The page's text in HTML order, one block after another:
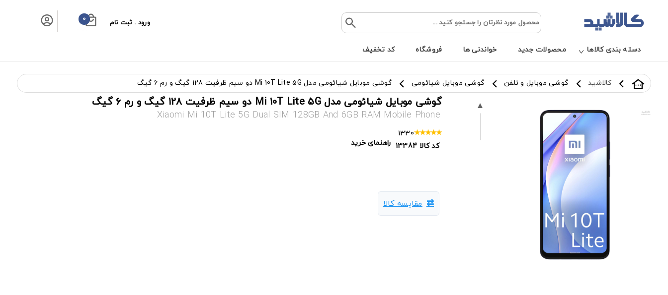
ورود . ثبت نام 0
دسته بندی کالاها محصولات جدید خواندنی ها فروشگاه کد تخفیف
کالاشید گوشی موبایل و تلفن گوشی موبایل شیائومی گوشی موبایل شیائومی مدل Mi 10T Lite 5G دو سیم‌ ظرفیت 128 گیگ و رم 6 گیگ
گوشی موبایل شیائومی مدل Mi 10T Lite 5G دو سیم‌ ظرفیت 128 گیگ و رم 6 گیگ
Xiaomi Mi 10T Lite 5G Dual SIM 128GB And 6GB RAM Mobile Phone
1330
کد کالا 13384 راهنمای خرید
مقایسه کالا